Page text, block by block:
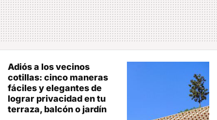
Adiós a los vecinos
cotillas: cinco maneras
fáciles y elegantes de
lograr privacidad en tu
terraza, balcón o jardín